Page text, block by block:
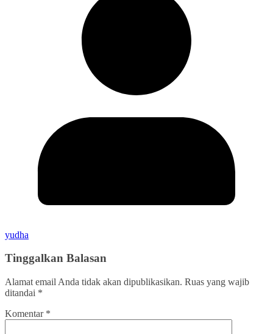
yudha
Tinggalkan Balasan
Alamat email Anda tidak akan dipublikasikan. Ruas yang wajib
ditandai *
Komentar *